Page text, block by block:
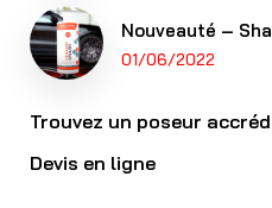
Nouveauté –
01/06/2022
Trouvez un poseur
Devis en ligne